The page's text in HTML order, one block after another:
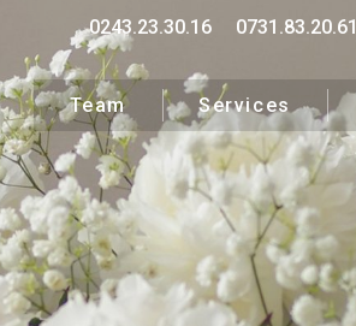
0243.23.30.16 0731.83.20.61
Team Services